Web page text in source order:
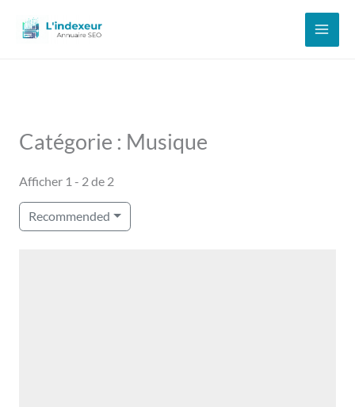
Catégorie : Musique
Afficher 1 - 2 de 2
Recommended